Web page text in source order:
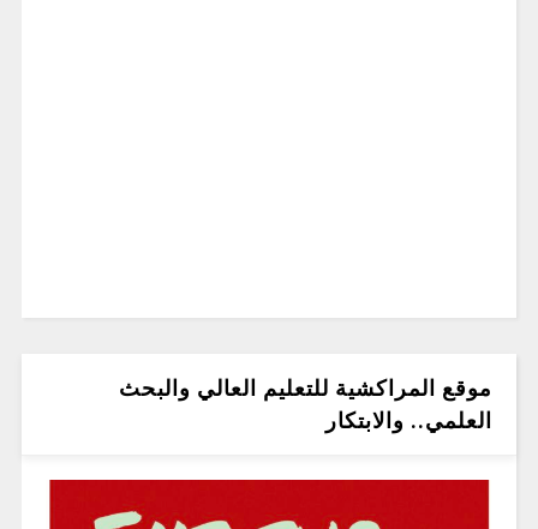
موقع المراكشية للتعليم العالي والبحث
العلمي.. والابتكار